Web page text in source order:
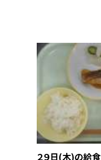
２９日(木)の給食